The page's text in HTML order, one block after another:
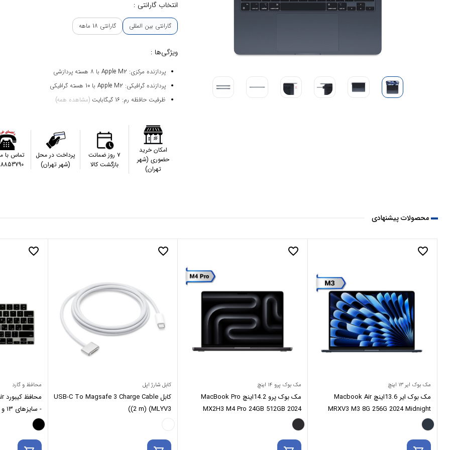
انتخاب گارانتی :
گارانتی بین المللی گارانتی 18 ماهه
ویژگی‌ها :
پردازنده مرکزی: Apple M2 با 8 هسته پردازشی
پردازنده گرافیکی: Apple M2 با 10 هسته گرافیکی
ظرفیت حافظه رم: 16 گیگابایت
(مشاهده همه)
امکان خرید
حضوری (شهر
تهران)
۷ روز ضمانت
بازگشت کالا
پرداخت در محل
(شهر تهران)
تماس با
محصولات پیشنهادی
favorite_border
مک بوک ایر ۱۳ اینچ
مک بوک ایر 13.6اینچ Macbook Air
MRXV3 M3 8G 256G 2024 Midnight
favorite_border
مک بوک پرو ۱۴ اینچ
مک بوک پرو 14.2اینچ MacBook Pro
MX2H3 M4 Pro 24GB 512GB 2024
Space Black
favorite_border
کابل شارژ اپل
کابل USB-C To Magsafe 3 Charge Cable
(2 m) (MLYV3)
favorite_border
محافظ و گارد
- سایزهای ۱۳ و ۱۵ اینچ